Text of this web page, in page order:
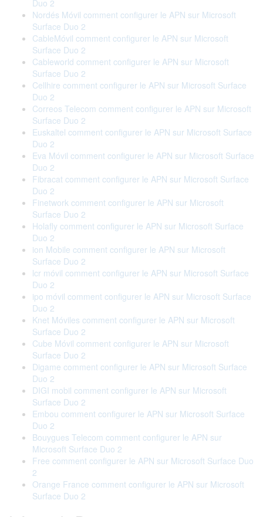
Duo 2
Nordés Móvil comment configurer le APN sur Microsoft
Surface Duo 2
CableMóvil comment configurer le APN sur Microsoft
Surface Duo 2
Cableworld comment configurer le APN sur Microsoft
Surface Duo 2
Cellhire comment configurer le APN sur Microsoft Surface
Duo 2
Correos Telecom comment configurer le APN sur Microsoft
Surface Duo 2
Euskaltel comment configurer le APN sur Microsoft Surface
Duo 2
Eva Móvil comment configurer le APN sur Microsoft Surface
Duo 2
Fibracat comment configurer le APN sur Microsoft Surface
Duo 2
Finetwork comment configurer le APN sur Microsoft
Surface Duo 2
Holafly comment configurer le APN sur Microsoft Surface
Duo 2
ion Mobile comment configurer le APN sur Microsoft
Surface Duo 2
lcr móvil comment configurer le APN sur Microsoft Surface
Duo 2
ipo móvil comment configurer le APN sur Microsoft Surface
Duo 2
Knet Móviles comment configurer le APN sur Microsoft
Surface Duo 2
Cube Móvil comment configurer le APN sur Microsoft
Surface Duo 2
Digame comment configurer le APN sur Microsoft Surface
Duo 2
DIGI mobil comment configurer le APN sur Microsoft
Surface Duo 2
Embou comment configurer le APN sur Microsoft Surface
Duo 2
Bouygues Telecom comment configurer le APN sur
Microsoft Surface Duo 2
Free comment configurer le APN sur Microsoft Surface Duo
2
Orange France comment configurer le APN sur Microsoft
Surface Duo 2